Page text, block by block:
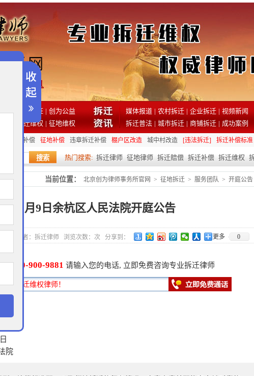
9881
客户见证 | 创为公益
队 拆迁维权 | 征地维权
媒体报道 | 农村拆迁 | 企业拆迁 | 视频新闻
拆迁普法 | 城市拆迁 | 商铺拆迁 | 成功案例
房拆迁补偿 征地补偿 违章拆迁补偿 棚户区改造 城中村改造 [违法拆迁] 拆迁补偿标准
热门搜索: 拆迁律师 征地律师 拆迁赔偿 拆迁补偿 拆迁维权
当前位置： 北京创为律师事务所官网 > 征地拆迁 > 服务团队 > 开庭公告
年2月9日余杭区人民法院开庭公告
17:31 作者：拆迁律师 浏览次数： 次 分享到： 更多 0
线:400-900-9881 请输入您的电话, 立即免费咨询专业拆迁律师
院